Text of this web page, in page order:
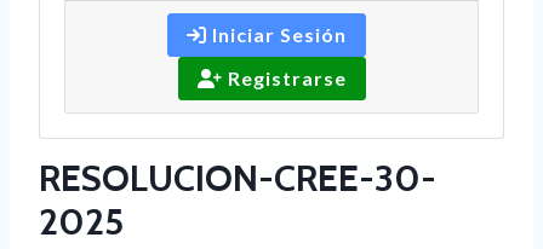
Iniciar Sesión
Registrarse
RESOLUCION-CREE-30-
2025